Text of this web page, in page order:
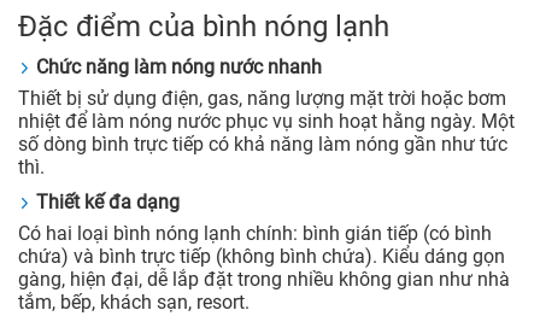
Đặc điểm của bình nóng lạnh
Chức năng làm nóng nước nhanh
Thiết bị sử dụng điện, gas, năng lượng mặt trời hoặc bơm
nhiệt để làm nóng nước phục vụ sinh hoạt hằng ngày. Một
số dòng bình trực tiếp có khả năng làm nóng gần như tức
thì.
Thiết kế đa dạng
Có hai loại bình nóng lạnh chính: bình gián tiếp (có bình
chứa) và bình trực tiếp (không bình chứa). Kiểu dáng gọn
gàng, hiện đại, dễ lắp đặt trong nhiều không gian như nhà
tắm, bếp, khách sạn, resort.